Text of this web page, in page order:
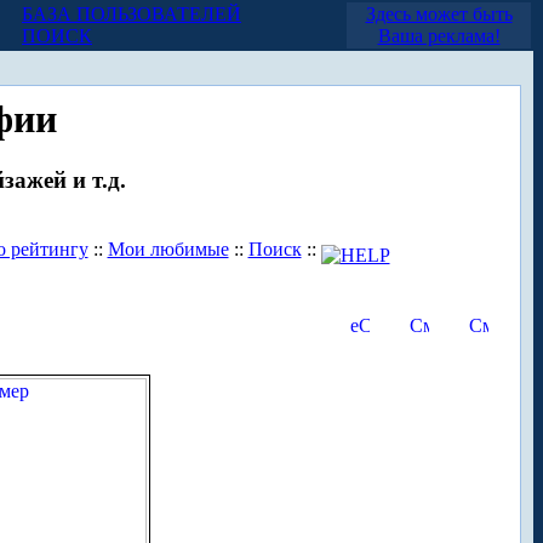
БАЗА ПОЛЬЗОВАТЕЛЕЙ
ПОИСК
Здесь может быть
Ваша реклама!
и т.д.
рейтингу:: Мои любимые:: Поиск::